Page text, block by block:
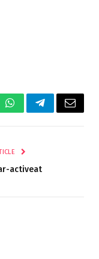
WhatsAppTelegramEmail
activeat